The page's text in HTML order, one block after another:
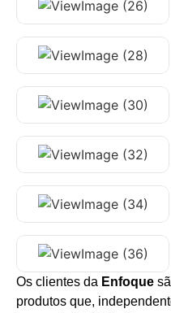
Os clientes da Enfoque
produtos que,